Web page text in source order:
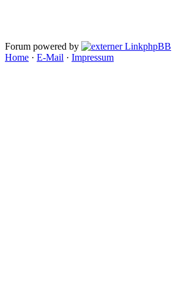
Forum powered by phpBB
Home · E-Mail · Impressum